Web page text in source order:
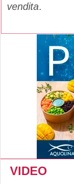
vendita.
VIDEO